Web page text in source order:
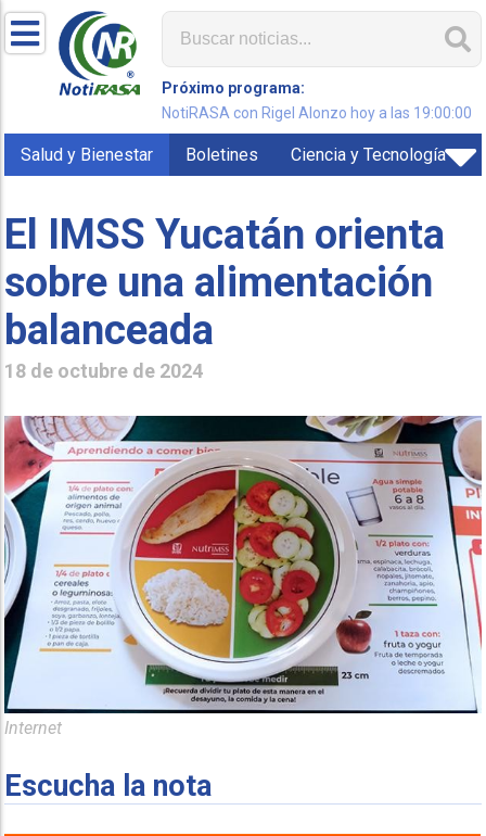
Próximo programa:
NotiRASA con Rigel Alonzo hoy a las 19:00:00
Salud y Bienestar Boletines Ciencia y Tecnología
El IMSS Yucatán orienta
sobre una alimentación
balanceada
18 de octubre de 2024
Internet
Escucha la nota